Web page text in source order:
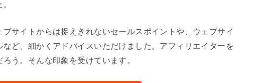
サイトからは捉えきれないセールスポイントや、ウェブサイ
など、細かくアドバイスいただけました。アフィリエイターを
う。そんな印象を受けています。